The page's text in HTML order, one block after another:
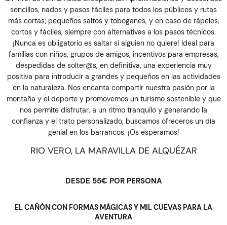
sencillos, nados y pasos fáciles para todos los públicos y rutas
más cortas; pequeños saltos y toboganes, y en caso de rápeles,
cortos y fáciles, siempre con alternativas a los pasos técnicos.
¡Nunca es obligatorio es saltar si alguien no quiere! Ideal para
familias con niños, grupos de amigos, incentivos para empresas,
despedidas de solter@s, en definitiva, una experiencia muy
positiva para introducir a grandes y pequeños en las actividades
en la naturaleza. Nos encanta compartir nuestra pasión por la
montaña y el deporte y promovemos un turismo sostenible y que
nos permite disfrutar, a un ritmo tranquilo y generando la
confianza y el trato personalizado, buscamos ofreceros un día
genial en los barrancos. ¡Os esperamos!
RIO VERO, LA MARAVILLA DE ALQUÉZAR
DESDE 55€ POR PERSONA
EL CAÑÓN CON FORMAS MÁGICAS Y MIL CUEVAS PARA LA
AVENTURA